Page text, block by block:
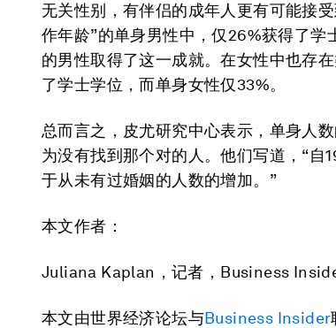
无关性别，有伴侣的成年人更有可能接
作年龄”的单身男性中，仅26%获得了学
的男性取得了这一成就。在女性中也存
了学士学位，而单身女性仅33%。
总而言之，皮尤研究中心表示，单身人
为没有找到那个对的人。他们写道，“自
于从未有过婚姻的人数的增加。”
本文作者 ：
Juliana Kaplan，记者，Business
本文由世界经济论坛与Business Insider